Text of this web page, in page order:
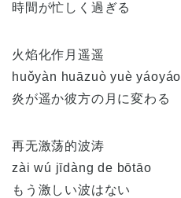
時間が忙しく過ぎる
火焰化作月遥遥
huǒyàn huāzuò yuè yáoyáo
炎が遥か彼方の月に変わる
再无激荡的波涛
zài wú jīdàng de bōtāo
もう激しい波はない